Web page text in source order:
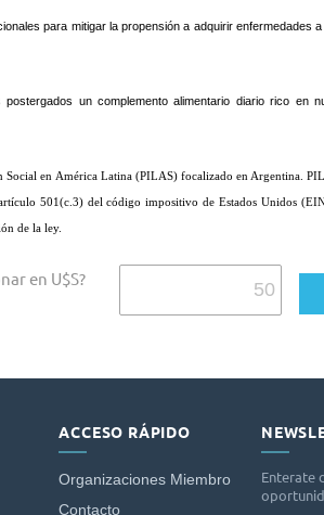
para mitigar la propensión a adquirir enfermedades
un complemento alimentario diario rico en
en América Latina (PILAS) focalizado en Argentina.
501(c.3) del código impositivo de Estados Unidos
de la ley.
en U$S?
ACCESO RÁPIDO
Organizaciones Miembro
Contacto
Enterate